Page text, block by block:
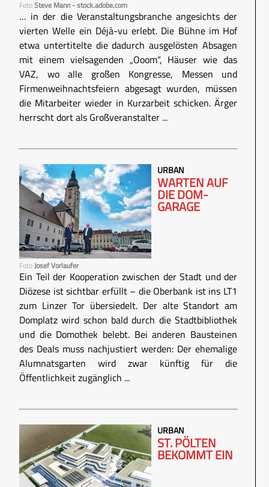
FotoSteve Mann - stock.adobe.com
… in der die Veranstaltungsbranche angesichts der
vierten Welle ein Déjà-vu erlebt. Die Bühne im Hof
etwa untertitelte die dadurch ausgelösten Absagen
mit einem vielsagenden „Ooom“, Häuser wie das
VAZ, wo alle großen Kongresse, Messen und
Firmenweihnachtsfeiern abgesagt wurden, müssen
die Mitarbeiter wieder in Kurzarbeit schicken. Ärger
herrscht dort als Großveranstalter ...
FotoJosef Vorlaufer
URBAN
WARTEN AUF
DIE DOM-
GARAGE
Ein Teil der Kooperation zwischen der Stadt und der
Diözese ist sichtbar erfüllt – die Oberbank ist ins LT1
zum Linzer Tor übersiedelt. Der alte Standort am
Domplatz wird schon bald durch die Stadtbibliothek
und die Domothek belebt. Bei anderen Bausteinen
des Deals muss nachjustiert werden: Der ehemalige
Alumnatsgarten wird zwar künftig für die
Öffentlichkeit zugänglich ...
URBAN
ST. PÖLTEN
BEKOMMT EIN